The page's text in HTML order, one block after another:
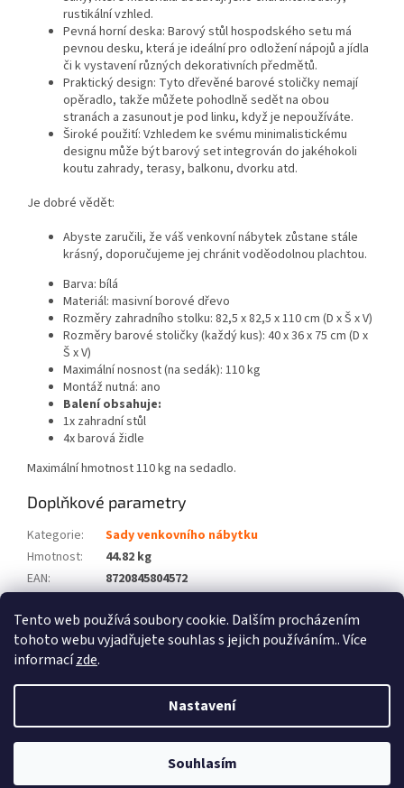
Tento web používá soubory cookie. Dalším procházením
tohoto webu vyjadřujete souhlas s jejich používáním.. Více
informacízde.
Nastavení
Souhlasím
rustikální vzhled.
Pevná horní deska: Barový stůl hospodského setu má
pevnou desku, která je ideální pro odložení nápojů a jídla
či k vystavení různých dekorativních předmětů.
Praktický design: Tyto dřevěné barové stoličky nemají
opěradlo, takže můžete pohodlně sedět na obou
stranách a zasunout je pod linku, když je nepoužíváte.
Široké použití: Vzhledem ke svému minimalistickému
designu může být barový set integrován do jakéhokoli
koutu zahrady, terasy, balkonu, dvorku atd.
Je dobré vědět:
Abyste zaručili, že váš venkovní nábytek zůstane stále
krásný, doporučujeme jej chránit voděodolnou plachtou.
Barva: bílá
Materiál: masivní borové dřevo
Rozměry zahradního stolku: 82,5 x 82,5 x 110 cm (D x Š x V)
Rozměry barové stoličky (každý kus): 40 x 36 x 75 cm (D x
Š x V)
Maximální nosnost (na sedák): 110 kg
Montáž nutná: ano
Balení obsahuje:
1x zahradní stůl
4x barová židle
Maximální hmotnost 110 kg na sedadlo.
Doplňkové parametry
Kategorie:
Sady venkovního nábytku
Hmotnost:
44.82 kg
EAN:
8720845804572
Počet balíků: 3
Vytvořil Shoptet
Zboží XL. Všechna práva vyhrazena.